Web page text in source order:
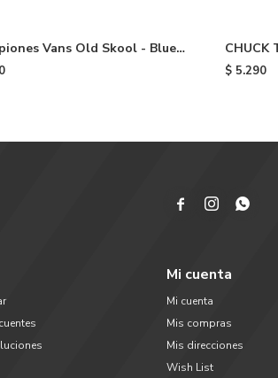
Vans Old Skool - Blue
CHUCK
$ 5.290
Mi cuenta
Mi cuenta
Mis compras
Mis direcciones
Wish List
  